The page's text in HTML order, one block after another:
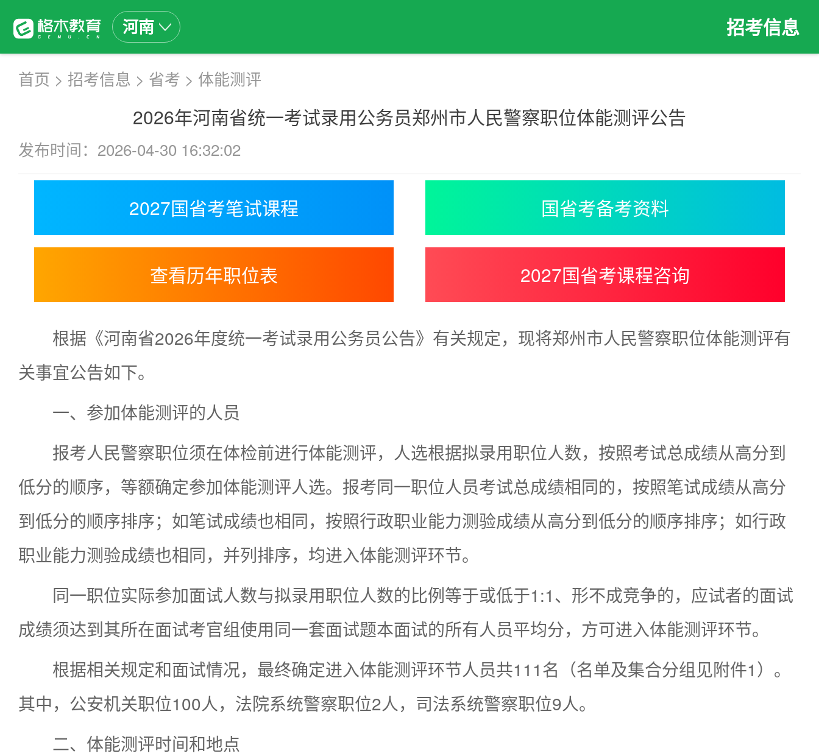
河南 招考信息
首页 > 招考信息 > 省考 > 体能测评
2026年河南省统一考试录用公务员郑州市人民警察职位体能测评公告
发布时间：2026-04-30 16:32:02
2027国省考笔试课程 国省考备考资料
查看历年职位表 2027国省考课程咨询
根据《河南省2026年度统一考试录用公务员公告》有关规定，现将郑州市人民警察职位体能测评有
关事宜公告如下。
一、参加体能测评的人员
报考人民警察职位须在体检前进行体能测评，人选根据拟录用职位人数，按照考试总成绩从高分到
低分的顺序，等额确定参加体能测评人选。报考同一职位人员考试总成绩相同的，按照笔试成绩从高分
到低分的顺序排序；如笔试成绩也相同，按照行政职业能力测验成绩从高分到低分的顺序排序；如行政
职业能力测验成绩也相同，并列排序，均进入体能测评环节。
同一职位实际参加面试人数与拟录用职位人数的比例等于或低于1:1、形不成竞争的，应试者的面试
成绩须达到其所在面试考官组使用同一套面试题本面试的所有人员平均分，方可进入体能测评环节。
根据相关规定和面试情况，最终确定进入体能测评环节人员共111名（名单及集合分组见附件1）。
其中，公安机关职位100人，法院系统警察职位2人，司法系统警察职位9人。
二、体能测评时间和地点